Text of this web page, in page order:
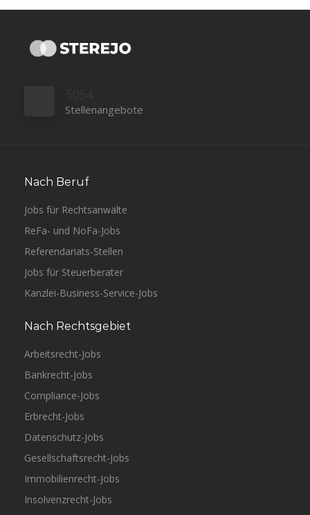
Stellenangebote
Nach Beruf
Jobs für Rechtsanwälte
ReFa- und NoFa-Jobs
Referendariats-Stellen
Jobs für Steuerberater
Kanzlei-Business-Service-Jobs
Nach Rechtsgebiet
Arbeitsrecht-Jobs
Bankrecht-Jobs
Compliance-Jobs
Erbrecht-Jobs
Datenschutz-Jobs
Gesellschaftsrecht-Jobs
Immobilienrecht-Jobs
Insolvenzrecht-Jobs